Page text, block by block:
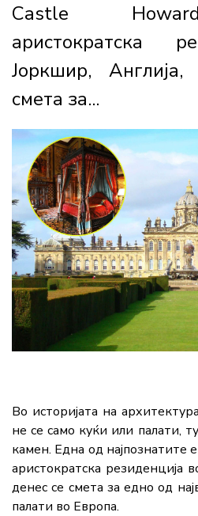
Castle
аристократска
Јоркшир,
смета за...
Во историјата на
не се само куќи или палати,
камен. Една од најпознатите
аристократска резиденција
денес се смета за едно од
палати во Европа.